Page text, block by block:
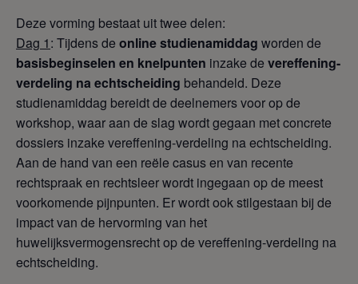
Deze vorming bestaat uit twee delen:
Dag 1: Tijdens de online studienamiddag worden de
basisbeginselen en knelpunten inzake de vereffening-
verdeling na echtscheiding behandeld. Deze
studienamiddag bereidt de deelnemers voor op de
workshop, waar aan de slag wordt gegaan met concrete
dossiers inzake vereffening-verdeling na echtscheiding.
Aan de hand van een reële casus en van recente
rechtspraak en rechtsleer wordt ingegaan op de meest
voorkomende pijnpunten. Er wordt ook stilgestaan bij de
impact van de hervorming van het
huwelijksvermogensrecht op de vereffening-verdeling na
echtscheiding.